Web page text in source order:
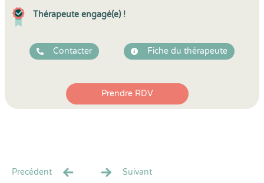
Thérapeute engagé(e) !
Contacter Fiche du thérapeute
Prendre RDV
Precédent Suivant